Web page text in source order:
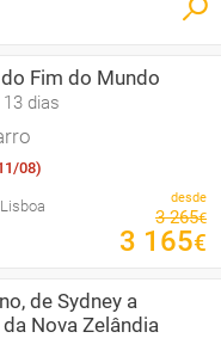
Fim do Mundo
dias
08)
desde
3 265€
3 165€
de Sydney a
Nova Zelândia